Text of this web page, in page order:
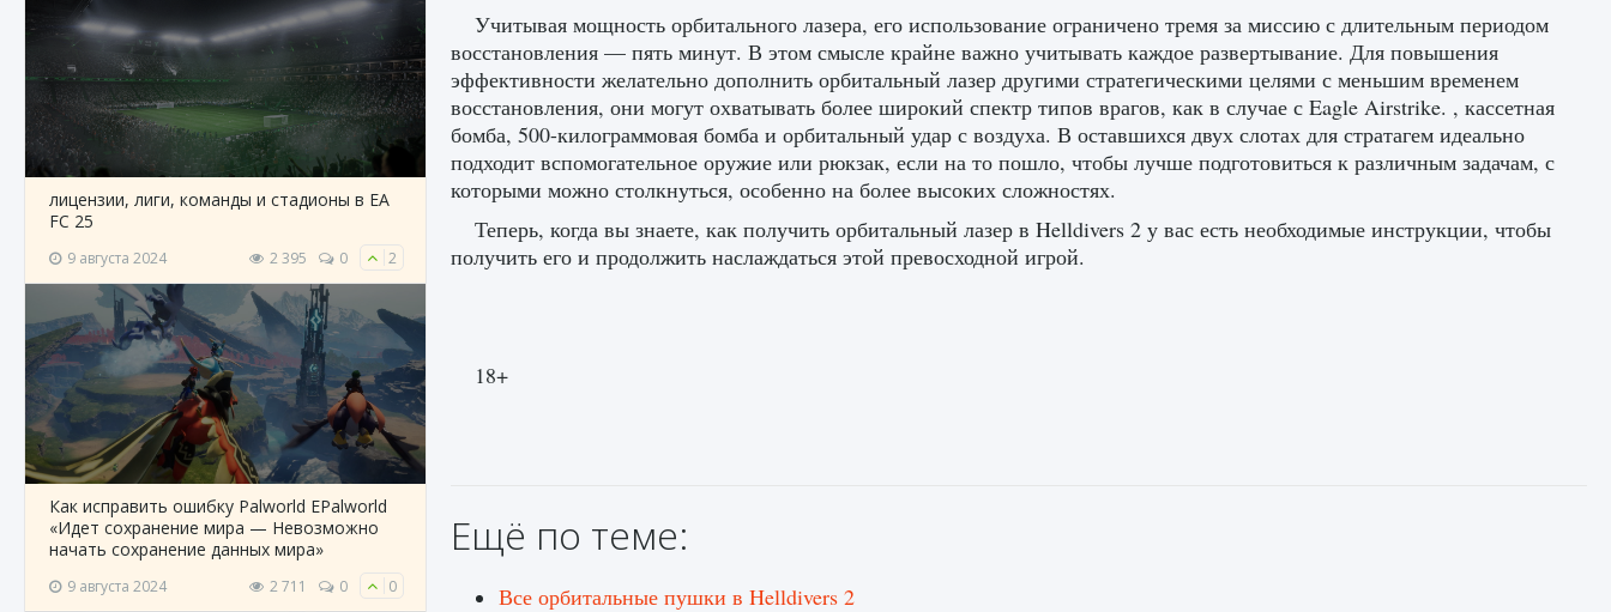
лицензии, лиги, команды и стадионы в EA
FC 25
9 августа 2024 2 395 0 2
Как исправить ошибку Palworld EPalworld
«Идет сохранение мира — Невозможно
начать сохранение данных мира»
9 августа 2024 2 711 0 0
Учитывая мощность орбитального лазера, его использование ограничено тремя за миссию с длительным периодом
восстановления — пять минут. В этом смысле крайне важно учитывать каждое развертывание. Для повышения
эффективности желательно дополнить орбитальный лазер другими стратегическими целями с меньшим временем
восстановления, они могут охватывать более широкий спектр типов врагов, как в случае с Eagle Airstrike. , кассетная
бомба, 500-килограммовая бомба и орбитальный удар с воздуха. В оставшихся двух слотах для стратагем идеально
подходит вспомогательное оружие или рюкзак, если на то пошло, чтобы лучше подготовиться к различным задачам, с
которыми можно столкнуться, особенно на более высоких сложностях.
Теперь, когда вы знаете, как получить орбитальный лазер в Helldivers 2 у вас есть необходимые инструкции, чтобы
получить его и продолжить наслаждаться этой превосходной игрой.
18+
Ещё по теме:
Все орбитальные пушки в Helldivers 2